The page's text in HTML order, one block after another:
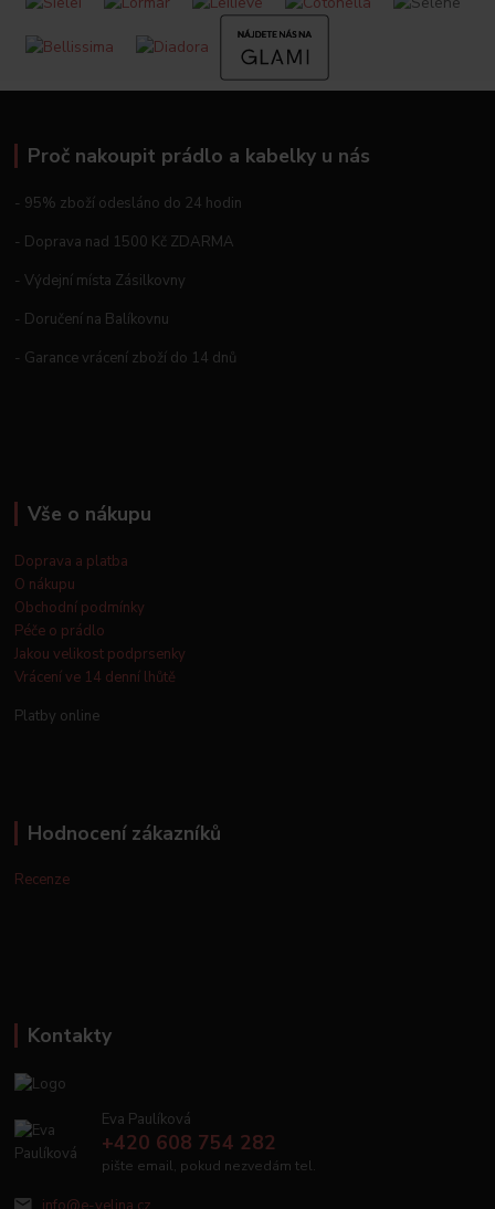
Proč nakoupit prádlo a kabelky u nás
- 95% zboží odesláno do 24 hodin
- Doprava nad 1500 Kč ZDARMA
- Výdejní místa Zásilkovny
- Doručení na Balíkovnu
- Garance vrácení zboží do 14 dnů
Vše o nákupu
Doprava a platba
O nákupu
Obchodní podmínky
Péče o prádlo
Jakou velikost podprsenky
Vrácení ve 14 denní lhůtě
Platby online
Hodnocení zákazníků
Recenze
Kontakty
Eva Paulíková
+420 608 754 282
pište email, pokud nezvedám tel.